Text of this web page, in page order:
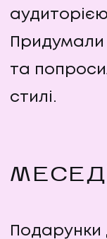
Придумали
та
стилі.